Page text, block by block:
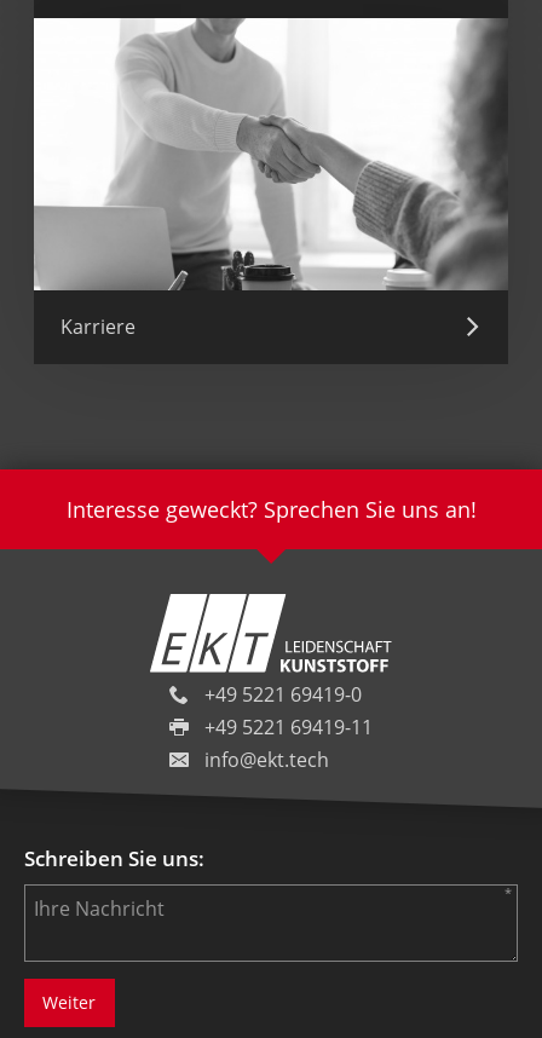
Karriere
Interesse geweckt? Sprechen Sie uns an!
+49 5221 69419-0
+49 5221 69419-11
info@ekt.tech
Schreiben Sie uns: